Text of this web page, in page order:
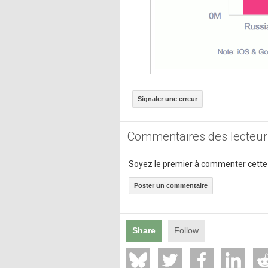
Signaler une erreur
Commentaires des
Soyez le premier à commenter
Poster un commentaire
Share Follow